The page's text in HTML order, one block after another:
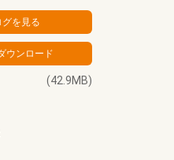
(42.9MB)